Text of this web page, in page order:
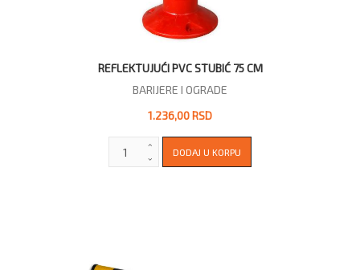
REFLEKTUJUĆI PVC STUBIĆ 75 CM
BARIJERE I OGRADE
1.236,00 RSD